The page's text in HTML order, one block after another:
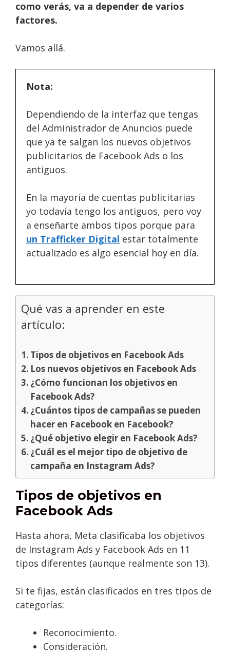
como verás, va a depender de varios
factores.
Vamos allá.
Nota:
Dependiendo de la interfaz que tengas
del Administrador de Anuncios puede
que ya te salgan los nuevos objetivos
publicitarios de Facebook Ads o los
antiguos.
En la mayoría de cuentas publicitarias
yo todavía tengo los antiguos, pero voy
a enseñarte ambos tipos porque para
un Trafficker Digital estar totalmente
actualizado es algo esencial hoy en día.
Qué vas a aprender en este
artículo:
Tipos de objetivos en Facebook Ads
Los nuevos objetivos en Facebook Ads
¿Cómo funcionan los objetivos en
Facebook Ads?
¿Cuántos tipos de campañas se pueden
hacer en Facebook en Facebook?
¿Qué objetivo elegir en Facebook Ads?
¿Cuál es el mejor tipo de objetivo de
campaña en Instagram Ads?
Tipos de objetivos en
Facebook Ads
Hasta ahora, Meta clasificaba los objetivos
de Instagram Ads y Facebook Ads en 11
tipos diferentes (aunque realmente son 13).
Si te fijas, están clasificados en tres tipos de
categorías:
Reconocimiento.
Consideración.